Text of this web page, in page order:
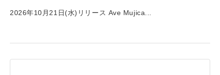
2026年10月21日(水)リリース Ave Mujica...